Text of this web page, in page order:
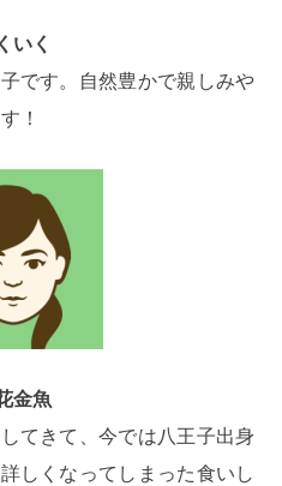
いく
です。自然豊かで親しみや
！
金魚
てきて、今では八王子出身
しくなってしまった食いし